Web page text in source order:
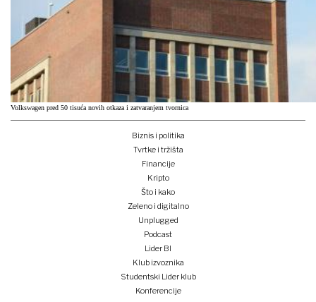
Volkswagen pred 50 tisuća novih otkaza i zatvaranjem tvornica
Biznis i politika
Tvrtke i tržišta
Financije
Kripto
Što i kako
Zeleno i digitalno
Unplugged
Podcast
Lider BI
Klub izvoznika
Studentski Lider klub
Konferencije